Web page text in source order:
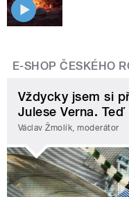
E-SHOP ČESKÉHO
Vždycky jsem si
Julese Verna.
Václav Žmolík, moderátor